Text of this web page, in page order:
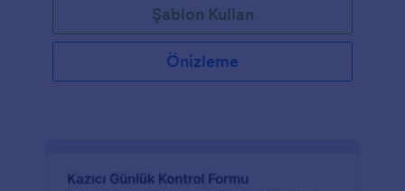
Şablon Kullan
Önizleme